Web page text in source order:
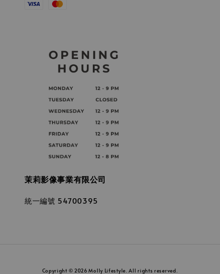
茉莉影像事業有限公司
統一編號 54700395
Copyright © 2026 Molly Lifestyle. All rights reserved.